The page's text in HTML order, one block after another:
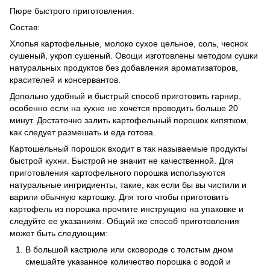
Пюре быстрого приготовления.
Состав:
Хлопья картофельные, молоко сухое цельное, соль, чеснок
сушеный, укроп сушеный. Овощи изготовлены методом сушки
натуральных продуктов без добавления ароматизаторов,
красителей и консервантов.
Допольно удобный и быстрый способ приготовить гарнир,
особенно если на кухне не хочется проводить больше 20
минут. Достаточно залить картофельный порошок кипятком,
как следует размешать и еда готова.
Картошельный порошок входит в так называемые продукты
быстрой кухни. Быстрой не значит не качественной. Для
приготовления картофельного порошка используются
натуральные ингридиенты, такие, как если бы вы чистили и
варили обычную картошку. Для того чтобы приготовить
картофель из порошка прочтите инструкцию на упаковке и
следуйте ее указаниям. Общий же способ приготовления
может быть следующим:
В большой кастрюле или сковороде с толстым дном
смешайте указанное количество порошка с водой и